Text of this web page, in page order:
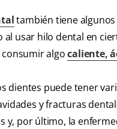
también tiene
al usar hilo dental en
consumir algocaliente,
dientes puede tener
y fracturas
y, por último, la